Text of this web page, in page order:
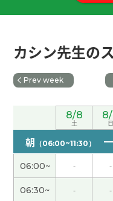
我很喜欢老师的课
谢谢老师！ 当然我
太少了 哈哈 下次见
とても優しい。おす
谢谢老师！ 好久不
告诉我！ 哈哈
( 男性 )
カシン先生の
Prev week
8/8
土 日
朝 （06:00~11:30）
06:00~ - -
06:30~ - -